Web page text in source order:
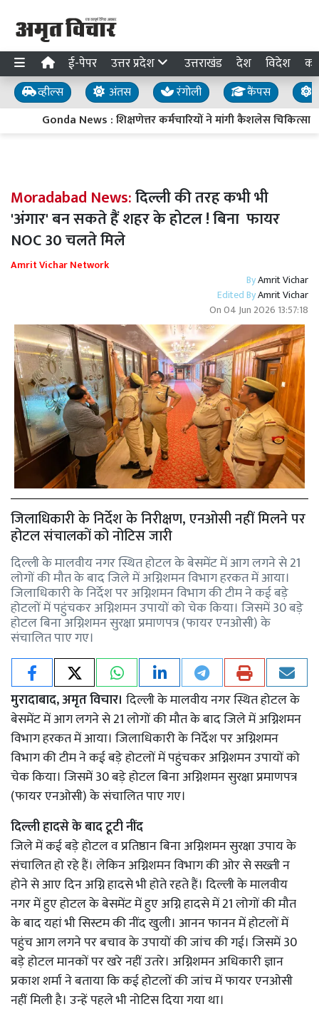
ई-पेपर उत्तर प्रदेश उत्तराखंड देश विदेश
व्हील्स अंतस रंगोली कैंपस
Gonda News : शिक्षणेत्तर कर्मचारियों ने मांगी कैशलेस चिकित्सा
Moradabad News:दिल्ली की तरह कभी भी
'अंगार' बन सकते हैं शहर के होटल ! बिना फायर
NOC 30 चलते मिले
Amrit Vichar Network
ByAmrit Vichar
Edited ByAmrit Vichar
On04 Jun 2026 13:57:18
जिलाधिकारी के निर्देश के निरीक्षण, एनओसी नहीं मिलने पर
होटल संचालकों को नोटिस जारी
दिल्ली के मालवीय नगर स्थित होटल के बेसमेंट में आग लगने से 21
लोगों की मौत के बाद जिले में अग्निशमन विभाग हरकत में आया।
जिलाधिकारी के निर्देश पर अग्निशमन विभाग की टीम ने कई बड़े
होटलों में पहुंचकर अग्निशमन उपायों को चेक किया। जिसमें 30 बड़े
होटल बिना अग्निशमन सुरक्षा प्रमाणपत्र (फायर एनओसी) के
संचालित पाए गए।
मुरादाबाद, अमृत विचार। दिल्ली के मालवीय नगर स्थित होटल के
बेसमेंट में आग लगने से 21 लोगों की मौत के बाद जिले में अग्निशमन
विभाग हरकत में आया। जिलाधिकारी के निर्देश पर अग्निशमन
विभाग की टीम ने कई बड़े होटलों में पहुंचकर अग्निशमन उपायों को
चेक किया। जिसमें 30 बड़े होटल बिना अग्निशमन सुरक्षा प्रमाणपत्र
(फायर एनओसी) के संचालित पाए गए।
दिल्ली हादसे के बाद टूटी नींद
जिले में कई बड़े होटल व प्रतिष्ठान बिना अग्निशमन सुरक्षा उपाय के
संचालित हो रहे हैं। लेकिन अग्निशमन विभाग की ओर से सख्ती न
होने से आए दिन अग्नि हादसे भी होते रहते हैं। दिल्ली के मालवीय
नगर में हुए होटल के बेसमेंट में हुए अग्नि हादसे में 21 लोगों की मौत
के बाद यहां भी सिस्टम की नींद खुली। आनन फानन में होटलों में
पहुंच आग लगने पर बचाव के उपायों की जांच की गई। जिसमें 30
बड़े होटल मानकों पर खरे नहीं उतरे। अग्निशमन अधिकारी ज्ञान
प्रकाश शर्मा ने बताया कि कई होटलों की जांच में फायर एनओसी
नहीं मिली है। उन्हें पहले भी नोटिस दिया गया था।